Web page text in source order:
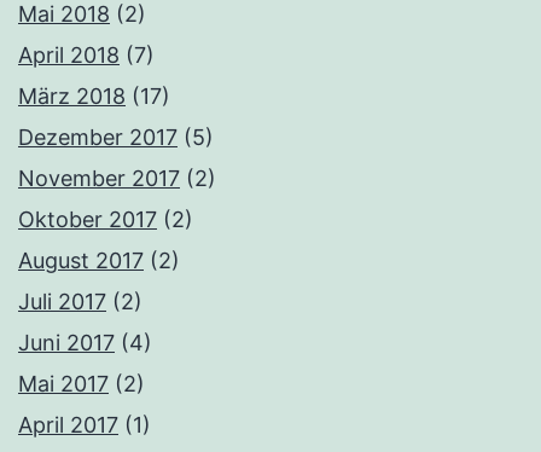
Mai 2018 (2)
April 2018 (7)
März 2018 (17)
Dezember 2017 (5)
November 2017 (2)
Oktober 2017 (2)
August 2017 (2)
Juli 2017 (2)
Juni 2017 (4)
Mai 2017 (2)
April 2017 (1)